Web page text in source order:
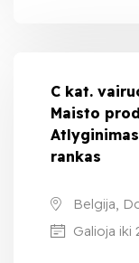
C kat.
Maisto
rankas
Belgija,
Galioja iki